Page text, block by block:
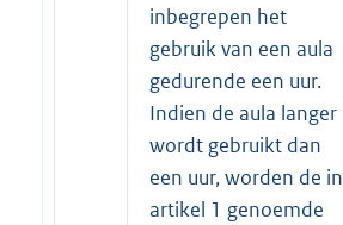
inbegrepen het
gebruik van een aula
gedurende een uur.
Indien de aula langer
wordt gebruikt dan
een uur, worden de in
artikel 1 genoemde